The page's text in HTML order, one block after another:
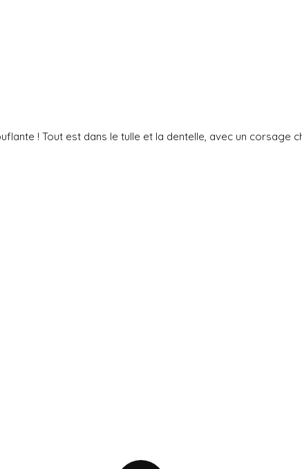
! Tout est dans le tulle et la dentelle, avec un corsage